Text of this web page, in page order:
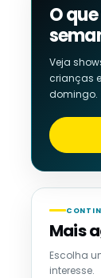
O
Veja
crianças
domingo.
Mais
Escolha
interesse.